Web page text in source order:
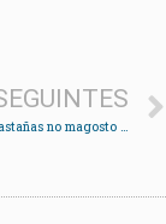
Música, baile e castañas no magosto da Asociación de veciños de Chapela